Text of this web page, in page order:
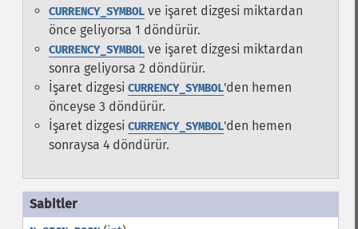
CURRENCY_SYMBOLve işaret dizgesi miktardan
önce geliyorsa 1 döndürür.
CURRENCY_SYMBOLve işaret dizgesi miktardan
sonra geliyorsa 2 döndürür.
İşaret dizgesi CURRENCY_SYMBOL'den hemen
önceyse 3 döndürür.
İşaret dizgesi CURRENCY_SYMBOL'den hemen
sonraysa 4 döndürür.